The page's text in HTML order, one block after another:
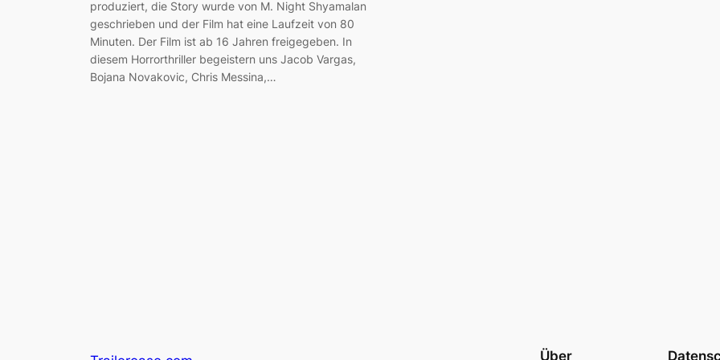
produziert, die Story wurde von M. Night Shyamalan
geschrieben und der Film hat eine Laufzeit von 80
Minuten. Der Film ist ab 16 Jahren freigegeben. In
diesem Horrorthriller begeistern uns Jacob Vargas,
Bojana Novakovic, Chris Messina,…
Über